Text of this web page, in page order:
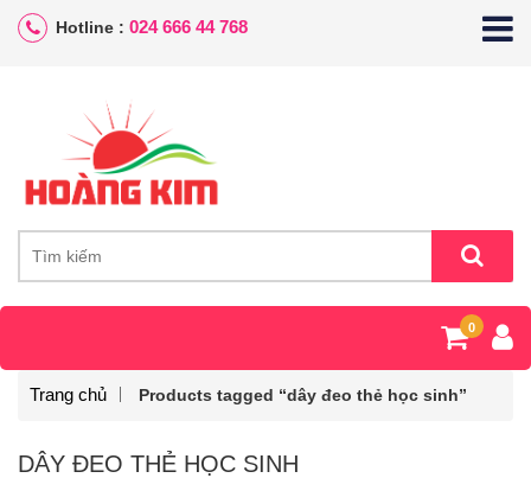
Hotline : 024 666 44 768
0
Trang chủ Products tagged “dây đeo thẻ học sinh”
DÂY ĐEO THẺ HỌC SINH